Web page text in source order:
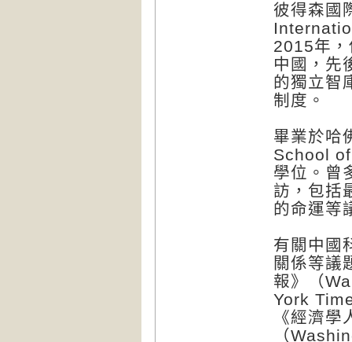
彼得森國
2015年
中國，先
的獨立智
制度。
畢業於哈
School
學位。曾
訪，包括
的命運等
有關中國
關係等議
報》（
York
《經濟
（